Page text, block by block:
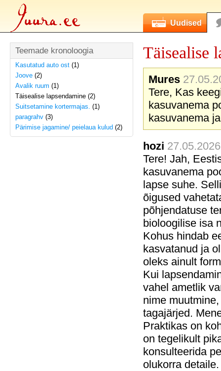
Uudised
Teemade kronoloogia
Kasutatud auto ost (1)
Joove (2)
Avalik ruum (1)
Täisealise lapsendamine (2)
Suitsetamine kortermajas. (1)
paragrahv (3)
Pärimise jagamine/ peielaua kulud (2)
Täisealise
Mures
Tere, Kas
kasuvanema
kasuvanema
hozi
Tere! Jah,
kasuvanema
lapse suhe.
õigused
põhjendatuse
bioloogilise isa
Kohus hindab
kasvatanud ja
oleks ainult
Kui
vahel ametlik
nime
tagajärjed.
Praktikas on
on tegelikult
konsulteerida
olukorra detaile.